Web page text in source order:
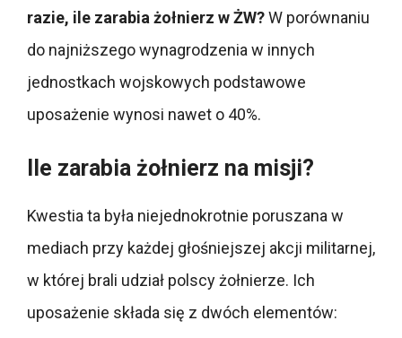
razie, ile zarabia żołnierz w ŻW?W porównaniu
do najniższego wynagrodzenia w innych
jednostkach wojskowych podstawowe
uposażenie wynosi nawet o 40%.
Ile zarabia żołnierz na misji?
Kwestia ta była niejednokrotnie poruszana w
mediach przy każdej głośniejszej akcji militarnej,
w której brali udział polscy żołnierze. Ich
uposażenie składa się z dwóch elementów: